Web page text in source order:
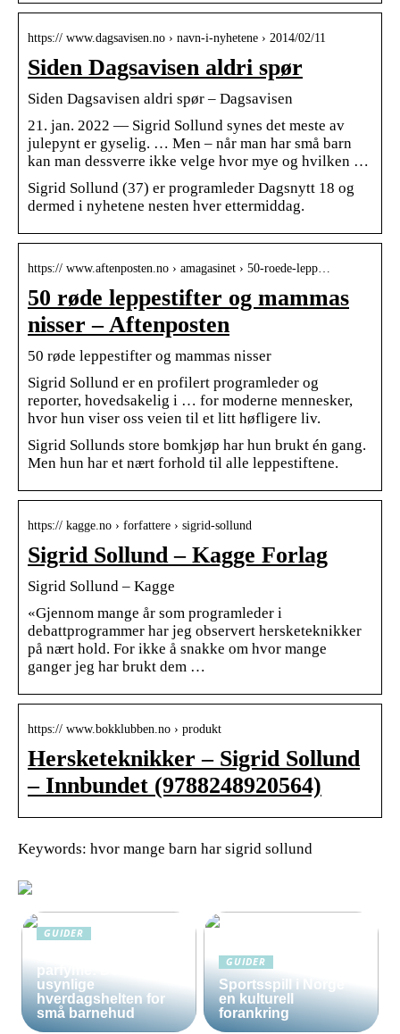
https:// www.dagsavisen.no › navn-i-nyhetene › 2014/02/11
Siden Dagsavisen aldri spør
Siden Dagsavisen aldri spør – Dagsavisen
21. jan. 2022 — Sigrid Sollund synes det meste av
julepynt er gyselig. … Men – når man har små barn
kan man dessverre ikke velge hvor mye og hvilken …
Sigrid Sollund (37) er programleder Dagsnytt 18 og
dermed i nyhetene nesten hver ettermiddag.
https:// www.aftenposten.no › amagasinet › 50-roede-lepp…
50 røde leppestifter og mammas
nisser – Aftenposten
50 røde leppestifter og mammas nisser
Sigrid Sollund er en profilert programleder og
reporter, hovedsakelig i … for moderne mennesker,
hvor hun viser oss veien til et litt høfligere liv.
Sigrid Sollunds store bomkjøp har hun brukt én gang.
Men hun har et nært forhold til alle leppestiftene.
https:// kagge.no › forfattere › sigrid-sollund
Sigrid Sollund – Kagge Forlag
Sigrid Sollund – Kagge
«Gjennom mange år som programleder i
debattprogrammer har jeg observert hersketeknikker
på nært hold. For ikke å snakke om hvor mange
ganger jeg har brukt dem …
https:// www.bokklubben.no › produkt
Hersketeknikker – Sigrid Sollund
– Innbundet (9788248920564)
Keywords: hvor mange barn har sigrid sollund
GUIDER
parfyme: Den
usynlige
hverdagshelten for
små barnehud
GUIDER
Sportsspill i Norge
en kulturell
forankring